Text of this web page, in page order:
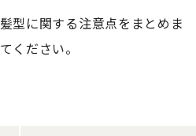
型に関する注意点をまとめま
ください。